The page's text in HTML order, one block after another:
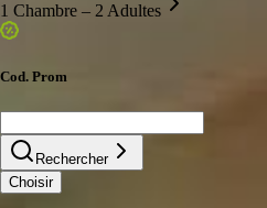
1 Chambre – 2 Adultes
Cod. Prom
Rechercher
Choisir